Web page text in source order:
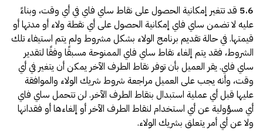
5.6 قد تتغير إمكانية الحصول على نقاط ساي فاي في أي وقت، وبناءً
عليه لا تضمن ساي فاي إمكانية الحصول على أي نقطة ولاء أو مدتها أو
قيمتها. في حالة تقديم برنامج الولاء بشكل مشروط ولم يتم استيفاء تلك
الشروط، فقد يتم إلغاء نقاط ساي فاي الممنوحة مسبقًا وفقًا لتقدير
ساي فاي. يقر العميل بأن توفر نقاط الطرف الآخر يمكن أن يتغير في أي
وقت، وأنه يجب على العميل مراجعة شروط شريك الولاء والموافقة
عليها قبل أي عملية استبدال بنقاط الطرف الآخر. لن تتحمل ساي فاي
أي مسؤولية عن أي استخدام لنقاط الطرف الآخر أو إلغاءها أو فقدانها
ولا عن أي أمر يتعلق بشريك الولاء.